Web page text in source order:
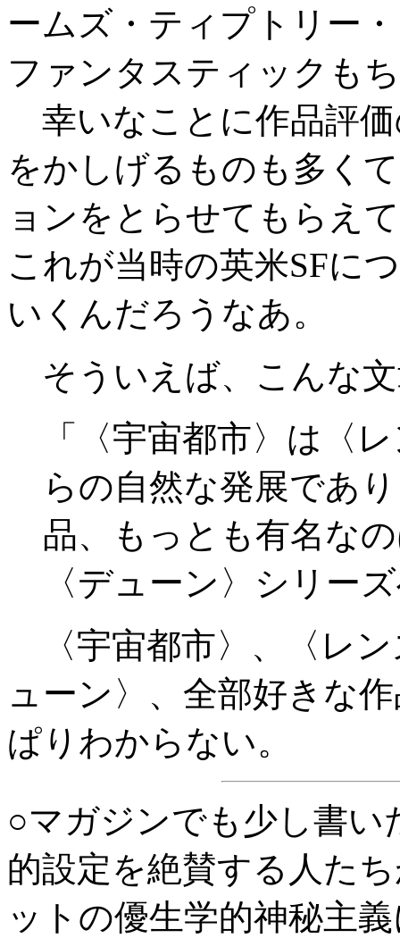
ームズ・ティプトリー
ファンタスティックも
幸いなことに作品評
をかしげるものも多く
ョンをとらせてもらえ
これが当時の英米SFに
いくんだろうなあ。
そういえば、こんな
「〈宇宙都市〉は〈
らの自然な発展であ
品、もっとも有名な
〈デューン〉シリー
〈宇宙都市〉、〈レン
ューン〉、全部好きな
ぱりわからない。
○マガジンでも少し書
的設定を絶賛する人た
ットの優生学的神秘主